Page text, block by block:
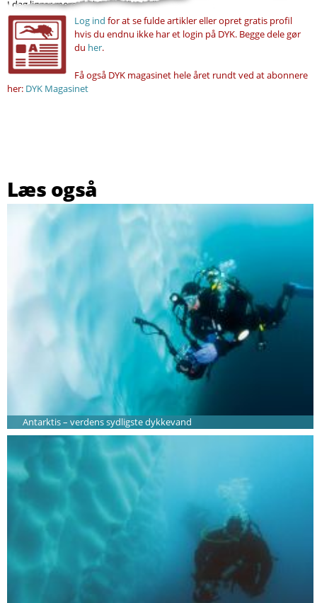
I dag ligger mere end 60 utroligt velbevarede vrag –...
Log ind for at se fulde artikler eller opret gratis profil
hvis du endnu ikke har et login på DYK. Begge dele gør
du her.
Få også DYK magasinet hele året rundt ved at abonnere
her: DYK Magasinet
Læs også
Antarktis – verdens sydligste dykkevand